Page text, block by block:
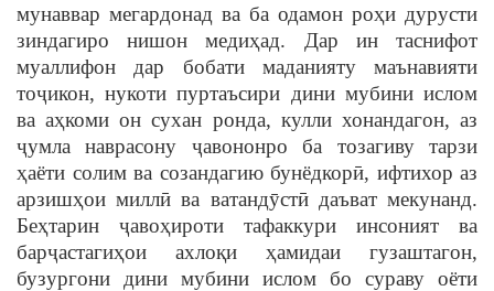
мунаввар мегардонад ва ба одамон роҳи дурусти
зиндагиро нишон медиҳад. Дар ин таснифот
муаллифон дар бобати маданияту маънавияти
тоҷикон, нукоти пуртаъсири дини мубини ислом
ва аҳкоми он сухан ронда, кулли хонандагон, аз
ҷумла наврасону ҷавононро ба тозагиву тарзи
ҳаёти солим ва созандагию бунёдкорӣ, ифтихор аз
арзишҳои миллӣ ва ватандӯстӣ даъват мекунанд.
Беҳтарин ҷавоҳироти тафаккури инсоният ва
барҷастагиҳои ахлоқи ҳамидаи гузаштагон,
бузургони дини мубини ислом бо сураву оёти